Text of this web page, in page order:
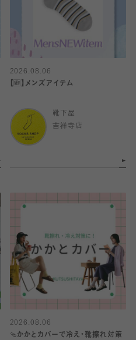
2026.08.06
【🆕】メンズアイテム
靴下屋
吉祥寺店
2026.08.06
🩴かかとカバーで冷え・靴擦れ対策